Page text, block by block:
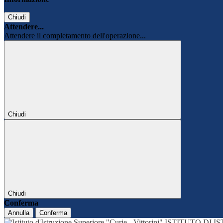
Chiudi
Attendere...
Attendere il completamento dell'operazione...
Chiudi
Chiudi
Conferma
Annulla Conferma